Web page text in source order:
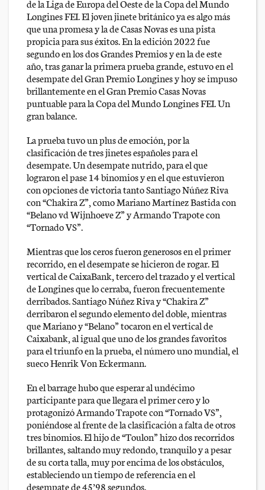
de la Liga de Europa del Oeste de la Copa del Mundo
Longines FEI. El joven jinete británico ya es algo más
que una promesa y la de Casas Novas es una pista
propicia para sus éxitos. En la edición 2022 fue
segundo en los dos Grandes Premios y en la de este
año, tras ganar la primera prueba grande, estuvo en el
desempate del Gran Premio Longines y hoy se impuso
brillantemente en el Gran Premio Casas Novas
puntuable para la Copa del Mundo Longines FEI. Un
gran balance.
La prueba tuvo un plus de emoción, por la
clasificación de tres jinetes españoles para el
desempate. Un desempate nutrido, para el que
lograron el pase 14 binomios y en el que estuvieron
con opciones de victoria tanto Santiago Núñez Riva
con “Chakira Z”, como Mariano Martínez Bastida con
“Belano vd Wijnhoeve Z” y Armando Trapote con
“Tornado VS”.
Mientras que los ceros fueron generosos en el primer
recorrido, en el desempate se hicieron de rogar. El
vertical de CaixaBank, tercero del trazado y el vertical
de Longines que lo cerraba, fueron frecuentemente
derribados. Santiago Núñez Riva y “Chakira Z”
derribaron el segundo elemento del doble, mientras
que Mariano y “Belano” tocaron en el vertical de
Caixabank, al igual que uno de los grandes favoritos
para el triunfo en la prueba, el número uno mundial, el
sueco Henrik Von Eckermann.
En el barrage hubo que esperar al undécimo
participante para que llegara el primer cero y lo
protagonizó Armando Trapote con “Tornado VS”,
poniéndose al frente de la clasificación a falta de otros
tres binomios. El hijo de “Toulon” hizo dos recorridos
brillantes, saltando muy redondo, tranquilo y a pesar
de su corta talla, muy por encima de los obstáculos,
estableciendo un tiempo de referencia en el
desempate de 45’98 segundos.